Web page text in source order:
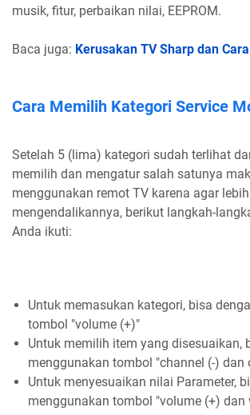
musik, fitur, perbaikan nilai, EEPROM.
Baca juga: Kerusakan TV Sharp dan
Cara Memilih Kategori Service
Setelah 5 (lima) kategori sudah terlihat
memilih dan mengatur salah satunya
menggunakan remot TV karena agar
mengendalikannya, berikut langkah-
Anda ikuti:
Untuk memasukan kategori, bisa
tombol "volume (+)"
Untuk memilih item yang disesuaikan,
menggunakan tombol "channel (-) dan
Untuk menyesuaikan nilai Parameter,
menggunakan tombol "volume (+) dan